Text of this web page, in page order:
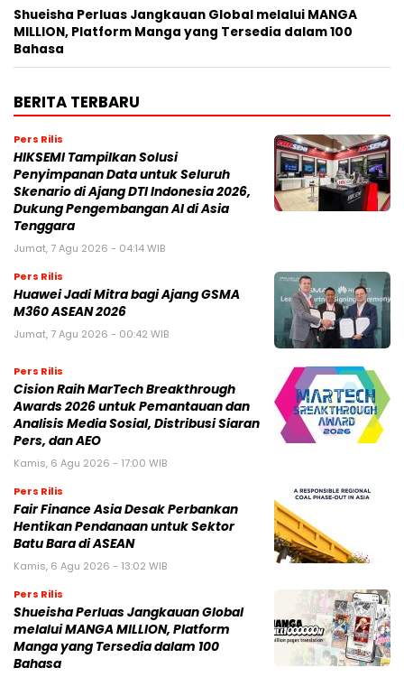
Shueisha Perluas Jangkauan Global melalui MANGA
MILLION, Platform Manga yang Tersedia dalam 100
Bahasa
BERITA TERBARU
Pers Rilis
HIKSEMI Tampilkan Solusi
Penyimpanan Data untuk Seluruh
Skenario di Ajang DTI Indonesia 2026,
Dukung Pengembangan AI di Asia
Tenggara
Jumat, 7 Agu 2026 - 04:14 WIB
Pers Rilis
Huawei Jadi Mitra bagi Ajang GSMA
M360 ASEAN 2026
Jumat, 7 Agu 2026 - 00:42 WIB
Pers Rilis
Cision Raih MarTech Breakthrough
Awards 2026 untuk Pemantauan dan
Analisis Media Sosial, Distribusi Siaran
Pers, dan AEO
Kamis, 6 Agu 2026 - 17:00 WIB
Pers Rilis
Fair Finance Asia Desak Perbankan
Hentikan Pendanaan untuk Sektor
Batu Bara di ASEAN
Kamis, 6 Agu 2026 - 13:02 WIB
Pers Rilis
Shueisha Perluas Jangkauan Global
melalui MANGA MILLION, Platform
Manga yang Tersedia dalam 100
Bahasa